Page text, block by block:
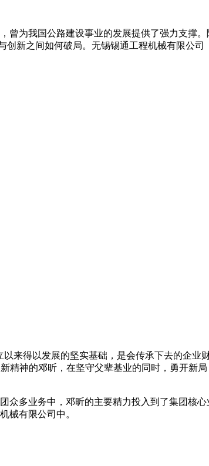
为我国公路建设事业的发展提供了强力支撑。
创新之间如何破局。无锡锡通工程机械有限公司
得以发展的坚实基础，是会传承下去的企业
精神的邓昕，在坚守父辈基业的同时，勇开新
多业务中，邓昕的主要精力投入到了集团核
械有限公司中。